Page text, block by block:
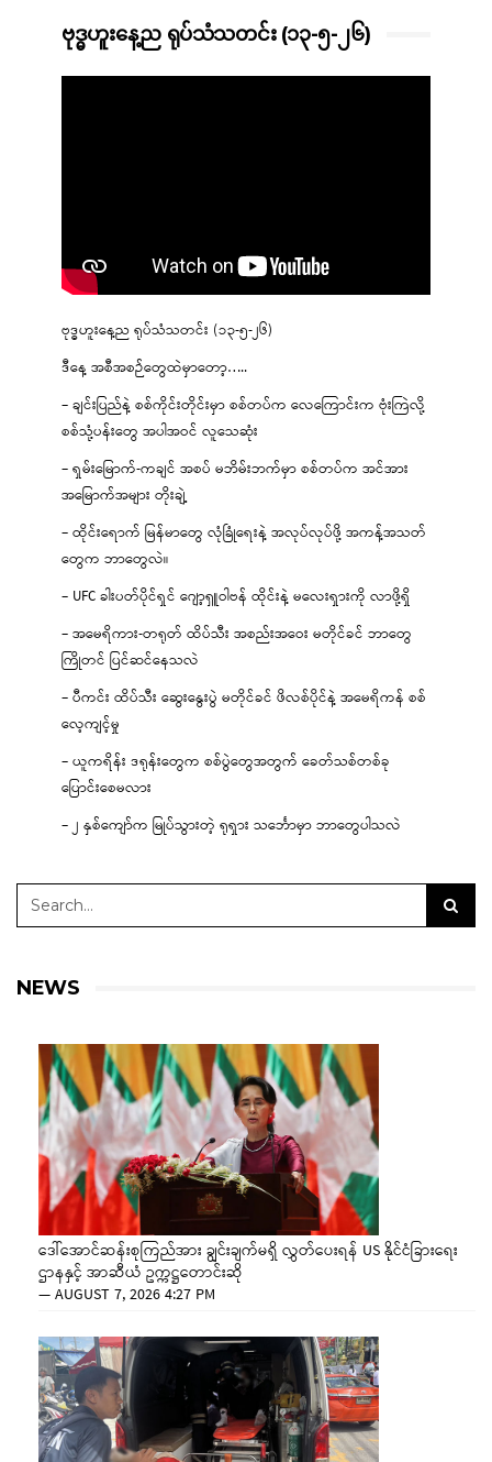
ဗုဒ္ဓဟူးနေ့ည ရုပ်သံသတင်း (၁၃-၅-၂၆)
ဗုဒ္ဓဟူးနေ့ည ရုပ်သံသတင်း (၁၃-၅-၂၆)
ဒီနေ့ အစီအစဉ်တွေထဲမှာတော့…..
– ချင်းပြည်နဲ့ စစ်ကိုင်းတိုင်းမှာ စစ်တပ်က လေကြောင်းက ဗုံးကြဲလို့
စစ်သုံ့ပန်းတွေ အပါအဝင် လူသေဆုံး
– ရှမ်းမြောက်-ကချင် အစပ် မဘိမ်းဘက်မှာ စစ်တပ်က အင်အား
အမြောက်အများ တိုးချဲ့
– ထိုင်းရောက် မြန်မာတွေ လုံခြုံရေးနဲ့ အလုပ်လုပ်ဖို့ အကန့်အသတ်
တွေက ဘာတွေလဲ။
– UFC ခါးပတ်ပိုင်ရှင် ဂျော့ရှူဝါဗန် ထိုင်းနဲ့ မလေးရှားကို လာဖို့ရှိ
– အမေရိကား-တရုတ် ထိပ်သီး အစည်းအဝေး မတိုင်ခင် ဘာတွေ
ကြိုတင် ပြင်ဆင်နေသလဲ
– ပီကင်း ထိပ်သီး ဆွေးနွေးပွဲ မတိုင်ခင် ဖိလစ်ပိုင်နဲ့ အမေရိကန် စစ်
လေ့ကျင့်မှု
– ယူကရိန်း ဒရုန်းတွေက စစ်ပွဲတွေအတွက် ခေတ်သစ်တစ်ခု
ပြောင်းစေမလား
– ၂ နှစ်ကျော်က မြုပ်သွားတဲ့ ရုရှား သင်္ဘောမှာ ဘာတွေပါသလဲ
NEWS
ဒေါ်အောင်ဆန်းစုကြည်အား ချွင်းချက်မရှိ လွှတ်ပေးရန် US နိုင်ငံခြားရေး
ဌာနနှင့် အာဆီယံ ဥက္ကဋ္ဌတောင်းဆို
—AUGUST 7, 2026 4:27 PM